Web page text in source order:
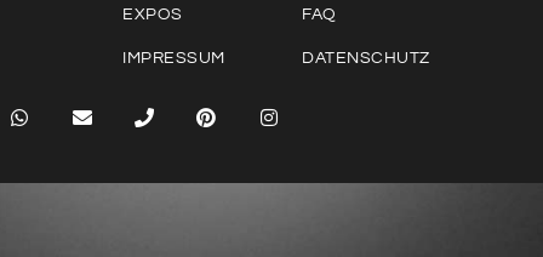
EXPOS
IMPRESSUM
FAQ
DATENSCHUTZ